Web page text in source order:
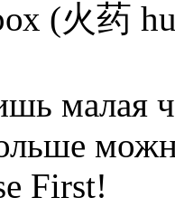
(火药
малая
First!